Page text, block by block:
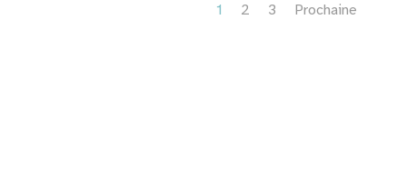
1 2 3 Prochaine